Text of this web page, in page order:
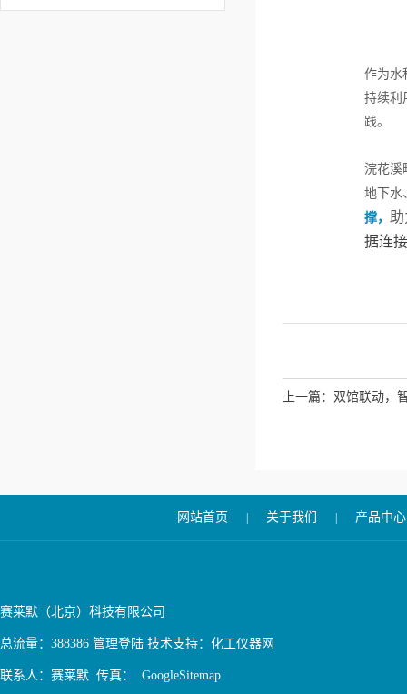
作为水
持续利
践。
浣花溪
地下水
撑，
据连
上一篇： 双馆联动，
网站首页 关于我们 产品中心
赛莱默（北京）科技有限公司
总流量：388386 管理登陆 技术支持： 化工仪器网
联系人：赛莱默 传真： GoogleSitemap